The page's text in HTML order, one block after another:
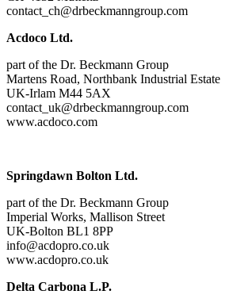
contact_ch@drbeckmanngroup.com
Acdoco Ltd.
part of the Dr. Beckmann Group
Martens Road, Northbank Industrial Estate
UK-Irlam M44 5AX
contact_uk@drbeckmanngroup.com
www.acdoco.com
Springdawn Bolton Ltd.
part of the Dr. Beckmann Group
Imperial Works, Mallison Street
UK-Bolton BL1 8PP
info@acdopro.co.uk
www.acdopro.co.uk
Delta Carbona L.P.